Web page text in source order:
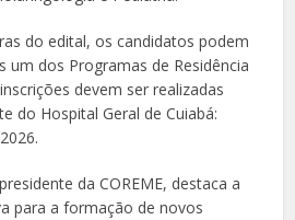
do edital, os candidatos podem
um dos Programas de Residência
devem ser realizadas
do Hospital Geral de Cuiabá:
da COREME, destaca a
para a formação de novos